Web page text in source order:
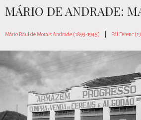
MÁRIO DE ANDRADE:
Mário Raul de Morais Andrade (1893-1945) Pál Ferenc